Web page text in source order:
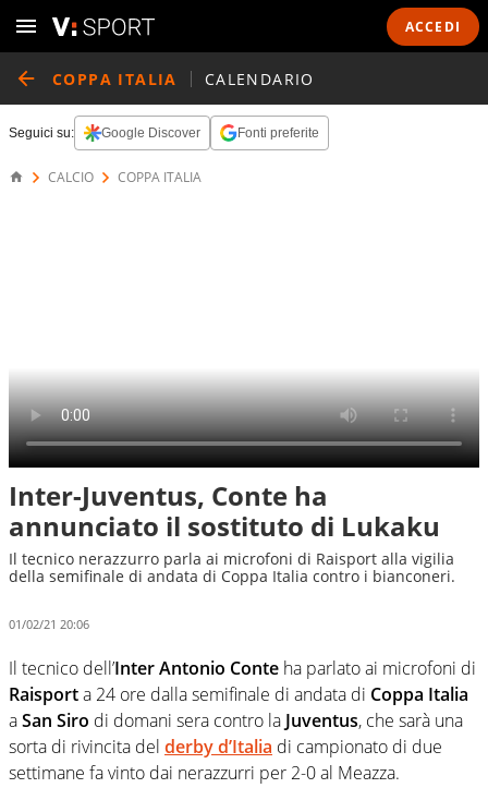
ACCEDI
COPPA ITALIA CALENDARIO
Seguici su: Google Discover Fonti preferite
CALCIO COPPA ITALIA
Inter-Juventus, Conte ha
annunciato il sostituto di Lukaku
Il tecnico nerazzurro parla ai microfoni di Raisport alla vigilia
della semifinale di andata di Coppa Italia contro i bianconeri.
01/02/21 20:06
Il tecnico dell’InterAntonio Conte ha parlato ai microfoni di
Raisporta 24 ore dalla semifinale di andata di Coppa Italia
aSan Siro di domani sera contro la Juventus, che sarà una
sorta di rivincita del derby d’Italia di campionato di due
settimane fa vinto dai nerazzurri per 2-0 al Meazza.